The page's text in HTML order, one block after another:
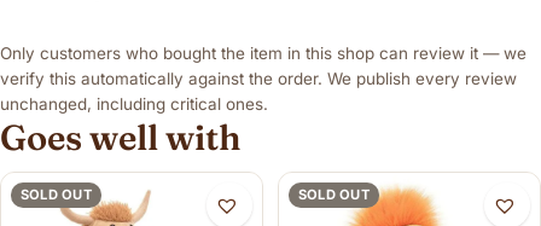
Only customers who bought the item in this shop can review it — we
verify this automatically against the order. We publish every review
unchanged, including critical ones.
Goes well with
SOLD OUT SOLD OUT